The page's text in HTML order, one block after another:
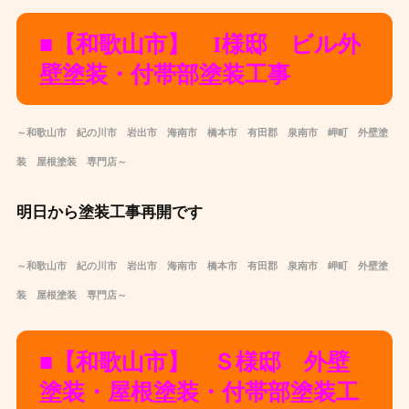
■【和歌山市】 I様邸 ビル外
壁塗装・付帯部塗装工事
～和歌山市 紀の川市 岩出市 海南市 橋本市 有田郡 泉南市 岬町 外壁塗
装 屋根塗装 専門店～
明日から塗装工事再開です
～和歌山市 紀の川市 岩出市 海南市 橋本市 有田郡 泉南市 岬町 外壁塗
装 屋根塗装 専門店～
■【和歌山市】 Ｓ様邸 外壁
塗装・屋根塗装・付帯部塗装工